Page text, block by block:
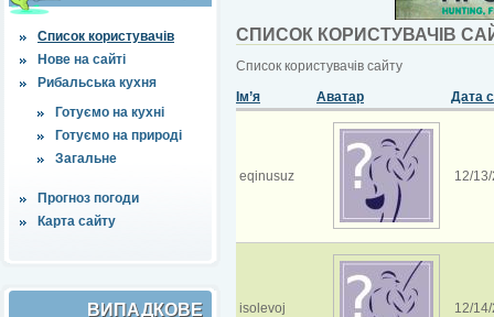
Список користувачів
Нове на сайті
Рибальська кухня
Готуємо на кухні
Готуємо на природі
Загальне
Прогноз погоди
Карта сайту
ВИПАДКОВЕ
СПИСОК КОРИСТУВАЧІВ
Список користувачів сайту
Ім’я
Аватар Дата
eqinusuz 12/
isolevoj 12/